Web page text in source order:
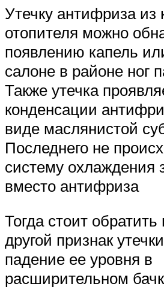
Утечку антифриза из
отопителя можно
появлению капель
салоне в районе ног
Также утечка
конденсации
виде маслянистой
Последнего не
систему охлаждения
вместо антифриза
Тогда стоит
другой признак
падение ее уровня в
расширительном